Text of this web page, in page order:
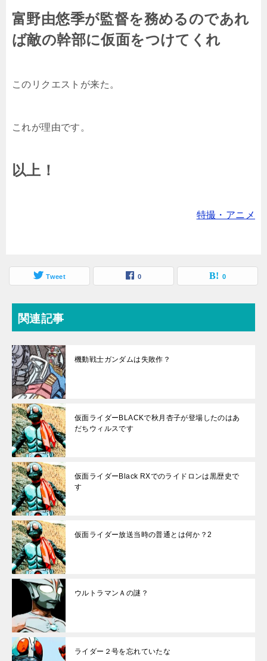
富野由悠季が監督を務めるのであれ
ば敵の幹部に仮面をつけてくれ
このリクエストが来た。
これが理由です。
以上！
特撮・アニメ
Tweet 0 0
関連記事
機動戦士ガンダムは失敗作？
仮面ライダーBLACKで秋月杏子が登場したのはあ
だちウィルスです
仮面ライダーBlack RXでのライドロンは黒歴史で
す
仮面ライダー放送当時の普通とは何か？2
ウルトラマンＡの謎？
ライダー２号を忘れていたな